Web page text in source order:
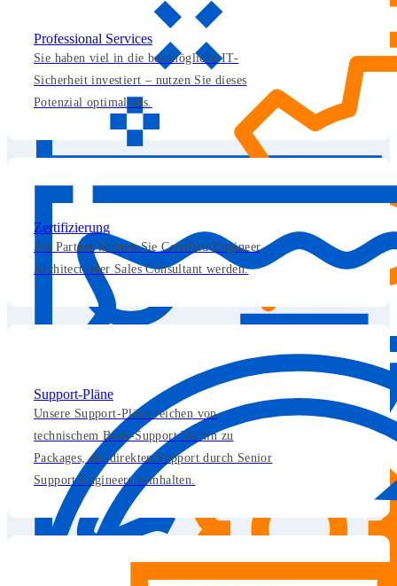
Professional Services
Sie haben viel in die bestmögliche IT-
Sicherheit investiert – nutzen Sie dieses
Potenzial optimal aus.
Zertifizierung
Als Partner können Sie Certified Engineer,
Architect oder Sales Consultant werden.
Support-Pläne
Unsere Support-Pläne reichen von
technischem Basis-Support bis hin zu
Packages, die direkten Support durch Senior
Support Engineers beinhalten.